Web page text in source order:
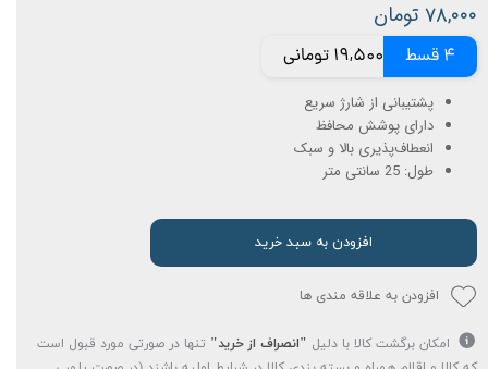
۷۸,۰۰۰ تومان
4 قسط 19,500 تومانی
پشتیبانی از شارژ سریع
دارای پوشش محافظ
انعطاف‌پذیری بالا و سبک
طول: 25 سانتی متر
افزودن به سبد خرید
افزودن به علاقه مندی ها
امکان برگشت کالا با دلیل "انصراف از خرید" تنها در صورتی مورد قبول است